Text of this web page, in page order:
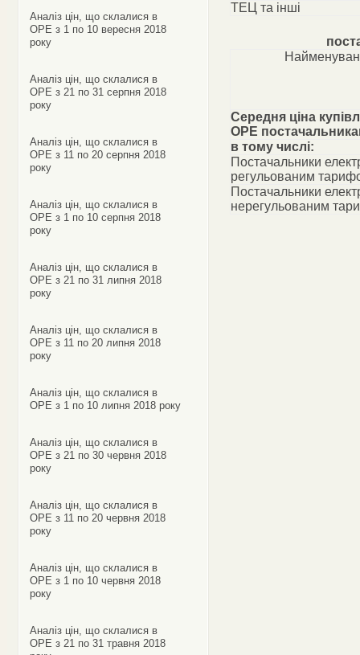
Аналіз цін, що склалися в
ОРЕ з 1 по 10 вересня 2018
року
Аналіз цін, що склалися в
ОРЕ з 21 по 31 серпня 2018
року
Аналіз цін, що склалися в
ОРЕ з 11 по 20 серпня 2018
року
Аналіз цін, що склалися в
ОРЕ з 1 по 10 серпня 2018
року
Аналіз цін, що склалися в
ОРЕ з 21 по 31 липня 2018
року
Аналіз цін, що склалися в
ОРЕ з 11 по 20 липня 2018
року
Аналіз цін, що склалися в
ОРЕ з 1 по 10 липня 2018 року
Аналіз цін, що склалися в
ОРЕ з 21 по 30 червня 2018
року
Аналіз цін, що склалися в
ОРЕ з 11 по 20 червня 2018
року
Аналіз цін, що склалися в
ОРЕ з 1 по 10 червня 2018
року
Аналіз цін, що склалися в
ОРЕ з 21 по 31 травня 2018
ТЕЦ та інші
Середня ціна
ОРЕ
в тому числі:
Постачальники
регульованим
Постачальники
нерегульованим